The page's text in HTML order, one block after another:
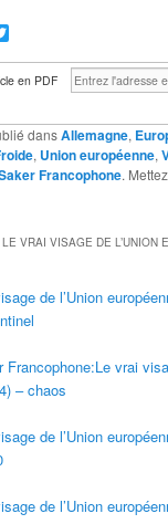
en PDF
dansAllemagne,
, Union européenne,
Francophone.
LE VRAI VISAGE DE L’UNION
de l’Union
Francophone:Le vrai
– chaos
de l’Union
de l’Union